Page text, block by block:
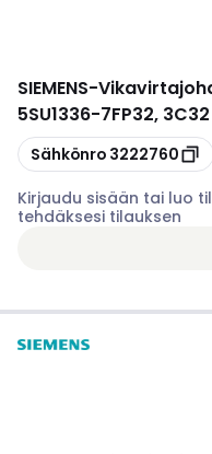
SIEMENS-
5SU1336-7FP32,
Kopioi
Sähkönro 3222760
Kirjaudu sisään tai luo
tehdäksesi tilauksen